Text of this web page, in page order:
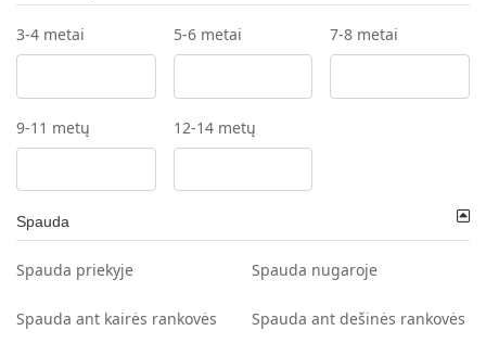
3-4 metai 5-6 metai 7-8 metai
9-11 metų 12-14 metų
Spauda
Spauda priekyje Spauda nugaroje
Spauda ant kairės rankovės Spauda ant dešinės rankovės